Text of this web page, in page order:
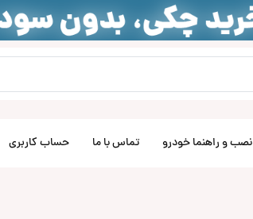
نصب و راهنما خودرو تماس با ما حساب کاربری